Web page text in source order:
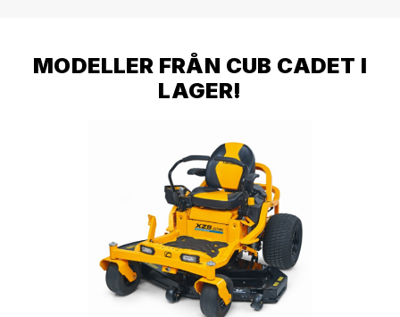
MODELLER FRÅN CUB CADET I
LAGER!